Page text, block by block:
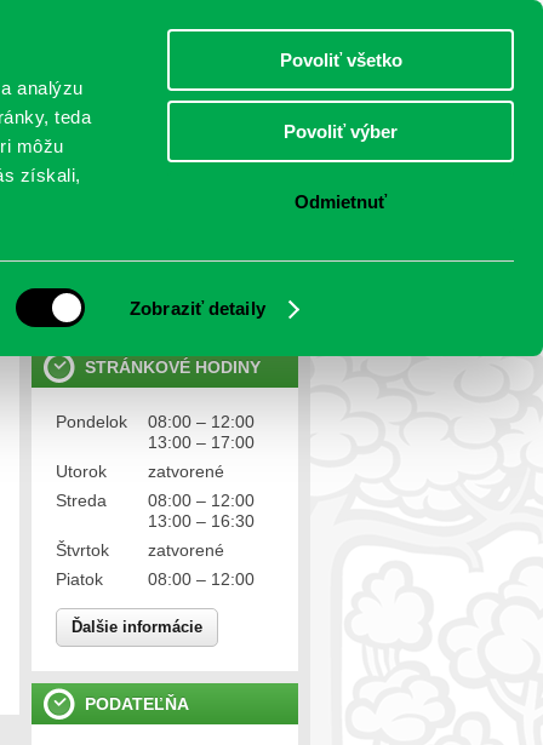
analýzu
teda
môžu
získali,
Zobraziť detaily
Povoliť všetko
Povoliť výber
Odmietnuť
Ochrana osobných údajov
STRÁNKOVÉ HODINY
Pondelok
08:00 – 12:00
13:00 – 17:00
Utorok
zatvorené
Streda
08:00 – 12:00
13:00 – 16:30
Štvrtok
zatvorené
Piatok
08:00 – 12:00
Ďalšie informácie
PODATEĽŇA